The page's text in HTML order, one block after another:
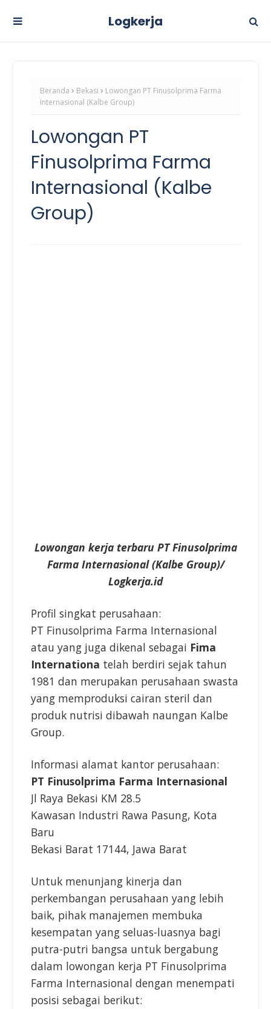
Logkerja
Beranda Bekasi
Lowongan PT Finusolprima Farma
Internasional (Kalbe Group)
Lowongan PT
Finusolprima Farma
Internasional (Kalbe
Group)
Lowongan kerja terbaru PT Finusolprima
Farma Internasional(Kalbe Group)/
Logkerja.id
Profil singkat perusahaan:
PT Finusolprima Farma Internasional
atau yang juga dikenal sebagai Fima
Internationa telah berdiri sejak tahun
1981 dan merupakan perusahaan swasta
yang memproduksi cairan steril dan
produk nutrisi dibawah naungan Kalbe
Group.
Informasi alamat kantor perusahaan:
PT Finusolprima Farma Internasional
Jl Raya Bekasi KM 28.5
Kawasan Industri Rawa Pasung, Kota
Baru
Bekasi Barat 17144, Jawa Barat
Untuk menunjang kinerja dan
perkembangan perusahaan yang lebih
baik, pihak manajemen membuka
kesempatan yang seluas-luasnya bagi
putra-putri bangsa untuk bergabung
dalam lowongan kerja PT Finusolprima
Farma Internasional dengan menempati
posisi sebagai berikut: